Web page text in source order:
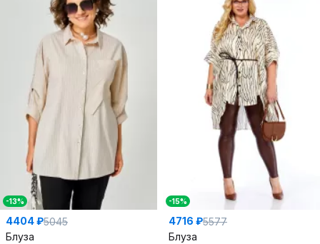
-13%
4404 ₽5045
Блуза
-15%
4716 ₽5577
Блуза